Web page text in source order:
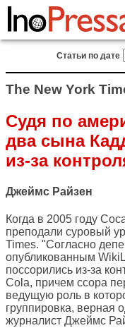
Статьи по дате
The New York
Судя по
два сына
из-за
Джеймс Райзен
Когда в 2005 году
преподали суровый
Times. "Согласно
опубликованным
поссорились из-за
Cola, причем ссора
ведущую роль в
группировка, верная
журналист Джеймс